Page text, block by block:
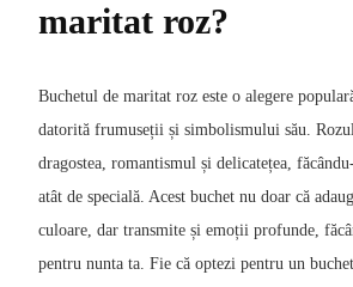
maritat roz?
Buchetul de maritat roz este o alegere
datorită frumuseții și simbolismului său.
dragostea, romantismul și delicatețea,
atât de specială. Acest buchet nu doar că
culoare, dar transmite și emoții profunde,
pentru nunta ta. Fie că optezi pentru un